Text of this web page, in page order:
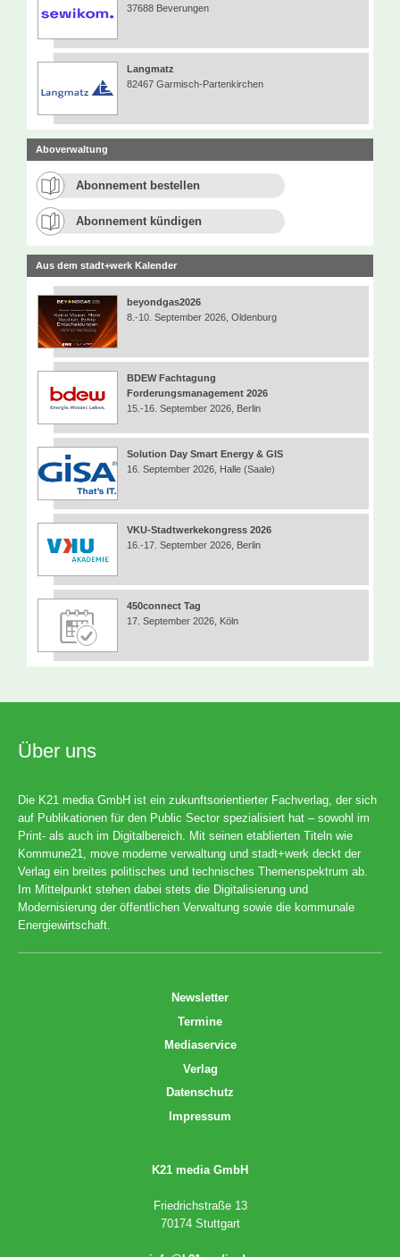
37688 Beverungen
Langmatz
82467 Garmisch-Partenkirchen
Aboverwaltung
Abonnement bestellen
Abonnement kündigen
Aus dem stadt+werk Kalender
beyondgas2026
8.-10. September 2026, Oldenburg
BDEW Fachtagung
Forderungsmanagement 2026
15.-16. September 2026, Berlin
Solution Day Smart Energy & GIS
16. September 2026, Halle (Saale)
VKU-Stadtwerkekongress 2026
16.-17. September 2026, Berlin
450connect Tag
17. September 2026, Köln
Über uns
Die K21 media GmbH ist ein zukunftsorientierter Fachverlag, der sich
auf Publikationen für den Public Sector spezialisiert hat – sowohl im
Print- als auch im Digitalbereich. Mit seinen etablierten Titeln wie
Kommune21, move moderne verwaltung und stadt+werk deckt der
Verlag ein breites politisches und technisches Themenspektrum ab.
Im Mittelpunkt stehen dabei stets die Digitalisierung und
Modernisierung der öffentlichen Verwaltung sowie die kommunale
Energiewirtschaft.
Newsletter
Termine
Mediaservice
Verlag
Datenschutz
Impressum
K21 media GmbH
Friedrichstraße 13
70174 Stuttgart